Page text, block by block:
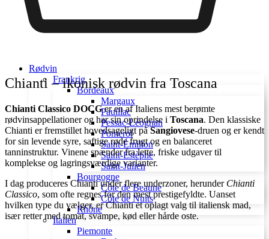
Rødvin
Frankrig
Bordeaux
Margaux
Pauillac
Pessac-Léognan
Pomerol
Saint-Émilion
Saint-Estèphe
Saint-Julien
Bourgogne
Côte de Beaune
Côte de Nuits
Rhône
Italien
Piemonte
Chianti – ikonisk rødvin fra Toscana
Chianti Classico DOCGer en af Italiens mest berømte
rødvinsappellationer og har sin oprindelse i Toscana. Den klassiske
Chianti er fremstillet hovedsageligt påSangiovese-druen og er kendt
for sin levende syre, saftige røde frugt og en balanceret
tanninstruktur. Vinene spænder fra lette, friske udgaver til
komplekse og lagringsværdige varianter.
I dag produceres Chianti under flere underzoner, herunder Chianti
Classico, som ofte regnes for den mest prestigefyldte. Uanset
hvilken type du vælger, er Chianti et oplagt valg til italiensk mad,
især retter med tomat, svampe, kød eller hårde oste.